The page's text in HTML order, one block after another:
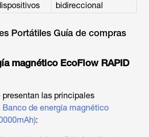
bidireccional
Portátiles Guía de compras
magnético EcoFlow RAPID
las principales
Banco de energía magnético
: